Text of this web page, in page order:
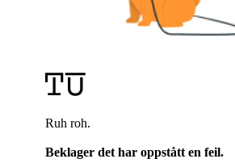
Ruh roh.
Beklager det har oppstått en feil.